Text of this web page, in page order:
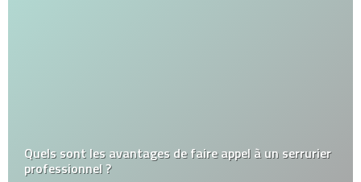
Quels sont les avantages de faire appel à un serrurier
professionnel ?